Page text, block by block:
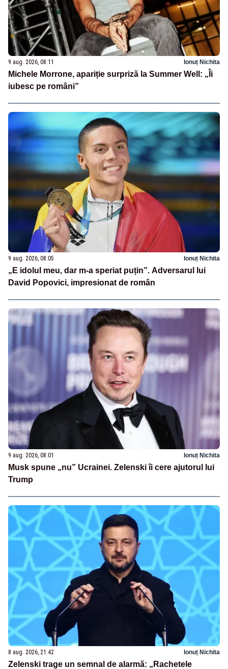
9 aug. 2026, 08:11 Ionuț Nichita
Michele Morrone, apariție surpriză la Summer Well: „Îi
iubesc pe români”
9 aug. 2026, 08:05 Ionuț Nichita
„E idolul meu, dar m-a speriat puțin”. Adversarul lui
David Popovici, impresionat de român
9 aug. 2026, 08:01 Ionuț Nichita
Musk spune „nu” Ucrainei. Zelenski îi cere ajutorul lui
Trump
8 aug. 2026, 21:42 Ionuț Nichita
Zelenski trage un semnal de alarmă: „Rachetele